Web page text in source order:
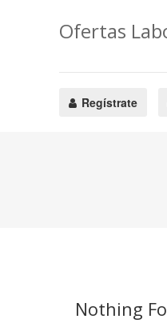
Ofertas
Regístrate
Nothing